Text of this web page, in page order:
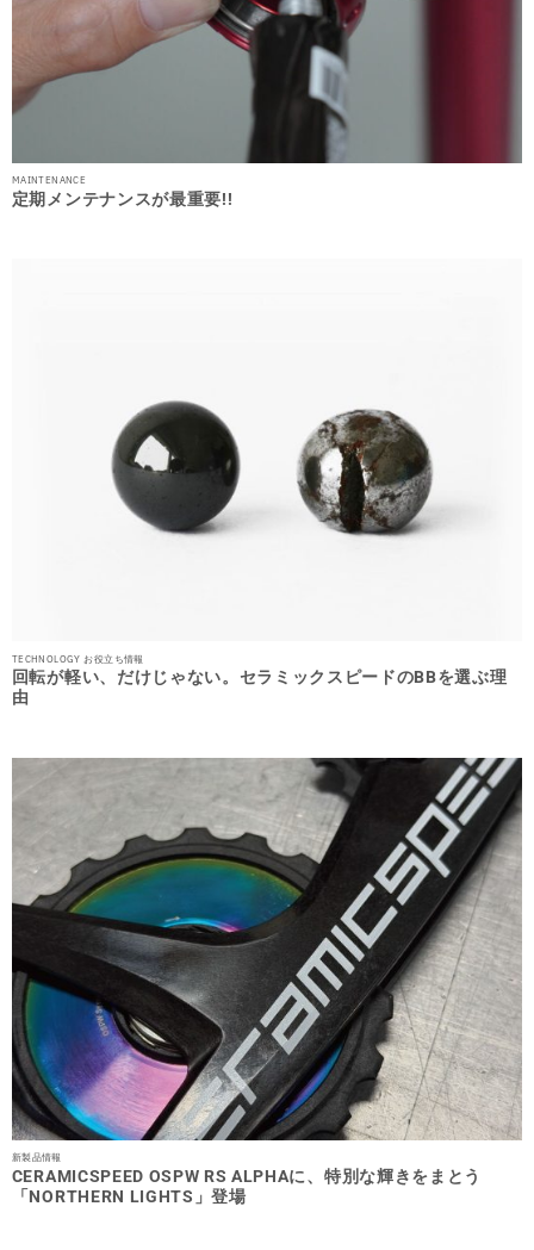
MAINTENANCE
定期メンテナンスが最重要!!
TECHNOLOGY お役立ち情報
回転が軽い、だけじゃない。セラミックスピードのBBを選ぶ理
由
新製品情報
CERAMICSPEED OSPW RS ALPHAに、特別な輝きをまとう
「NORTHERN LIGHTS」登場